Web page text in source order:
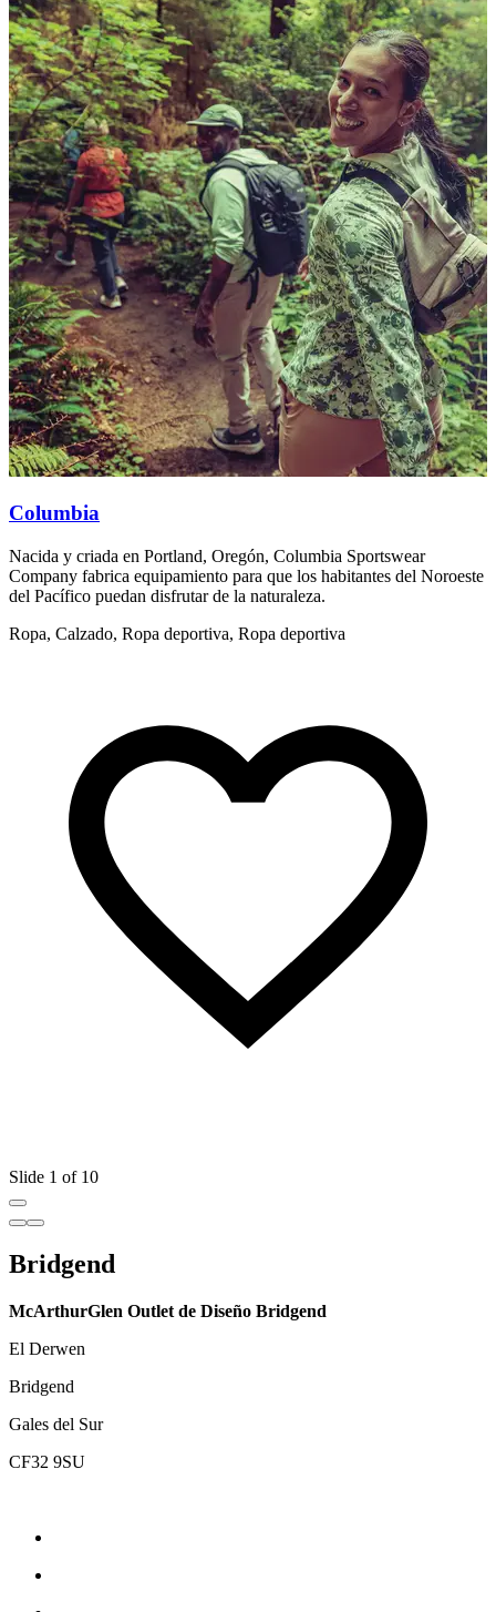
Columbia
Nacida y criada en Portland, Oregón, Columbia Sportswear
Company fabrica equipamiento para que los habitantes del Noroeste
del Pacífico puedan disfrutar de la naturaleza.
Ropa, Calzado, Ropa deportiva, Ropa deportiva
Slide 1 of 10
Bridgend
McArthurGlen Outlet de Diseño Bridgend
El Derwen
Bridgend
Gales del Sur
CF32 9SU